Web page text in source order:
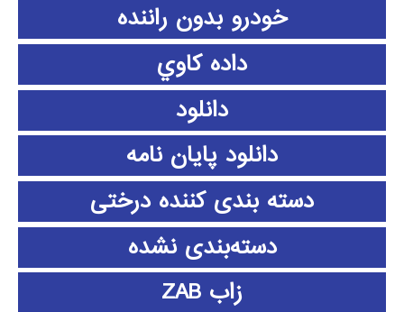
خودرو بدون راننده
داده كاوي
دانلود
دانلود پايان نامه
دسته بندی کننده درختی
دسته‌بندی نشده
زاب ZAB